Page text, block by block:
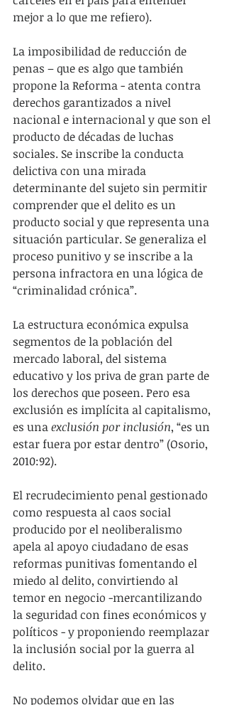
mejor a lo que me refiero).
La imposibilidad de reducción de
penas – que es algo que también
propone la Reforma - atenta contra
derechos garantizados a nivel
nacional e internacional y que son el
producto de décadas de luchas
sociales. Se inscribe la conducta
delictiva con una mirada
determinante del sujeto sin permitir
comprender que el delito es un
producto social y que representa una
situación particular. Se generaliza el
proceso punitivo y se inscribe a la
persona infractora en una lógica de
“criminalidad crónica”.
La estructura económica expulsa
segmentos de la población del
mercado laboral, del sistema
educativo y los priva de gran parte de
los derechos que poseen. Pero esa
exclusión es implícita al capitalismo,
es una exclusión por inclusión, “es un
estar fuera por estar dentro” (Osorio,
2010:92).
El recrudecimiento penal gestionado
como respuesta al caos social
producido por el neoliberalismo
apela al apoyo ciudadano de esas
reformas punitivas fomentando el
miedo al delito, convirtiendo al
temor en negocio -mercantilizando
la seguridad con fines económicos y
políticos - y proponiendo reemplazar
la inclusión social por la guerra al
delito.
No podemos olvidar que en las